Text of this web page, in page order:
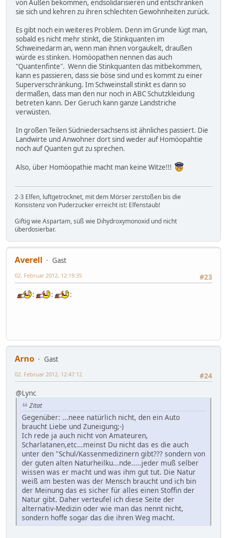
von Außen bekommen, endsolidarisieren und entschränken
sie sich und kehren zu ihren schlechten Gewohnheiten zurück.
Es gibt noch ein weiteres Problem. Denn im Grunde lügt man,
sobald es nicht mehr stinkt, die Stinkquanten im
Schweinedarm an, wenn man ihnen vorgaukelt, draußen
würde es stinken. Homöopathen nennen das auch
"Quantenfinte". Wenn die Stinkquanten das mitbekommen,
kann es passieren, dass sie böse sind und es kommt zu einer
Superverschränkung. Im Schweinstall stinkt es dann so
dermaßen, dass man den nur noch in ABC Schutzkleidung
betreten kann. Der Geruch kann ganze Landstriche
verwüsten.
In großen Teilen Südniedersachsens ist ähnliches passiert. Die
Landwirte und Anwohner dort sind weder auf Homöopahtie
noch auf Quanten gut zu sprechen.
Also, über Homöopathie macht man keine Witze!!!
2-3 Elfen, luftgetrocknet, mit dem Mörser zerstoßen bis die
Konsistenz von Puderzucker erreicht ist: Elfenstaub!
Giftig wie Aspartam, süß wie Dihydroxymonoxid und nicht
überdosierbar.
Averell
Gast
#23
02. Februar 2012, 12:19:35
: : :
Arno
Gast
#24
02. Februar 2012, 12:47:12
@Lync
Zitat
Gegenüber: ...neee natürlich nicht, den ein Auto
braucht Liebe und Zuneigung;-)
Ich rede ja auch nicht von Amateuren,
Scharlatanen,etc...meinst Du nicht das es die auch
unter den "Schul/Kassenmedizinern gibt??? sondern von
der guten alten Naturheilku...nde.....jeder muß selber
wissen was er macht und was ihm gut tut. Die Natur
weiß am besten was der Mensch braucht und ich bin
der Meinung das es sicher für alles einen Stoffin der
Natur gibt. Daher verteufel ich diese Seite der
alternativ-Medizin oder wie man das nennt nicht,
sondern hoffe sogar das die ihren Weg macht.